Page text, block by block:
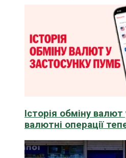
Історія обміну
валютні операції